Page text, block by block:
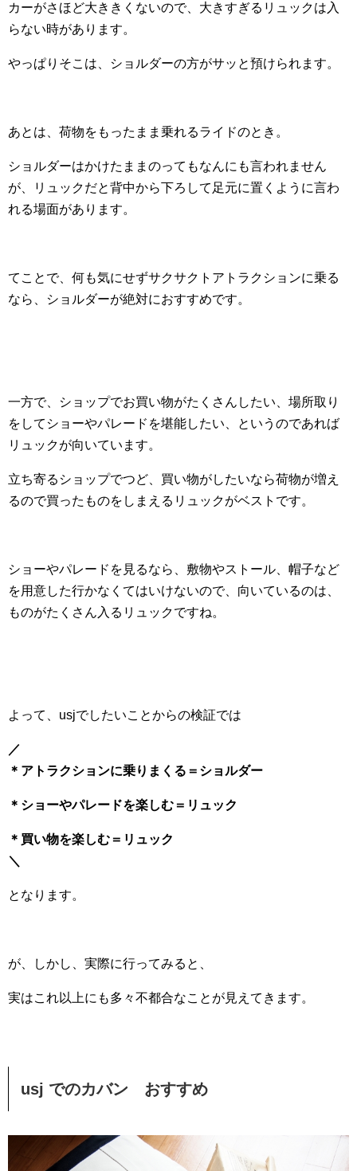
カーがさほど大ききくないので、大きすぎるリュックは入
らない時があります。
やっぱりそこは、ショルダーの方がサッと預けられます。
あとは、荷物をもったまま乗れるライドのとき。
ショルダーはかけたままのってもなんにも言われません
が、リュックだと背中から下ろして足元に置くように言わ
れる場面があります。
てことで、何も気にせずサクサクトアトラクションに乗る
なら、ショルダーが絶対におすすめです。
一方で、ショップでお買い物がたくさんしたい、場所取り
をしてショーやパレードを堪能したい、というのであれば
リュックが向いています。
立ち寄るショップでつど、買い物がしたいなら荷物が増え
るので買ったものをしまえるリュックがベストです。
ショーやパレードを見るなら、敷物やストール、帽子など
を用意した行かなくてはいけないので、向いているのは、
ものがたくさん入るリュックですね。
よって、usjでしたいことからの検証では
／
＊アトラクションに乗りまくる＝ショルダー
＊ショーやパレードを楽しむ＝リュック
＊買い物を楽しむ＝リュック
＼
となります。
が、しかし、実際に行ってみると、
実はこれ以上にも多々不都合なことが見えてきます。
usj でのカバン おすすめ